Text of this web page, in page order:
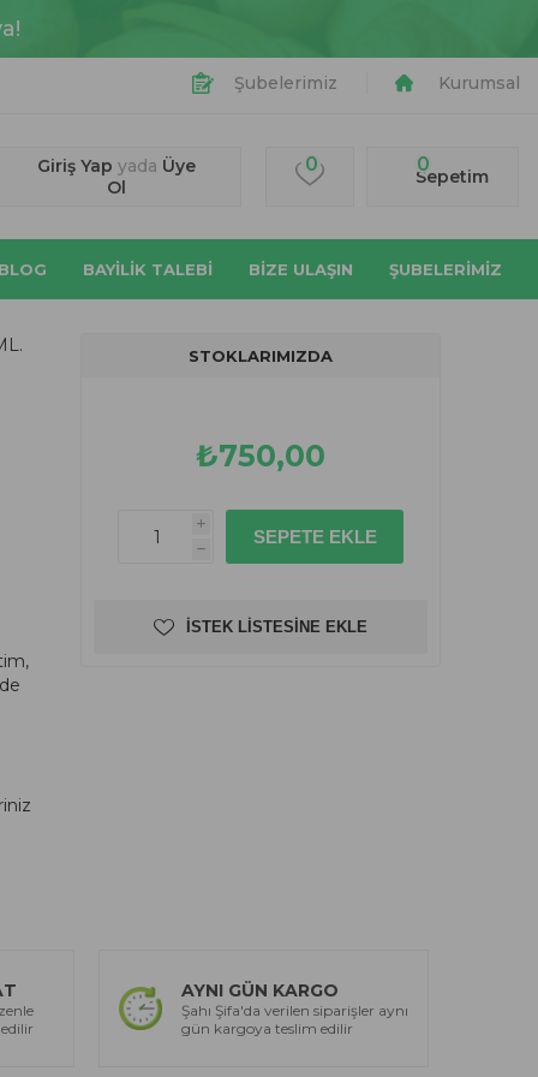
Şubelerimiz Kurumsal
Giriş Yap yada Üye
Ol
0 0
Sepetim
BAYİLİK TALEBİ BIZE ULAŞIN ŞUBELERİMİZ
STOKLARIMIZDA
₺750,00
i
h
İSTEK LISTESINE EKLE
AYNI GÜN KARGO
Şahı Şifa'da verilen siparişler aynı
gün kargoya teslim edilir